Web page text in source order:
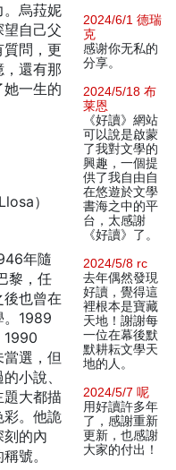
。烏菈妮
自己父
問，更
還有那
一生的
）
年隨
黎，任
也曾在
。1989
1990
選，但
小說、
大都描
彩。他詭
刻的內
號。
2024/6/1 德瑞
克
感谢你无私的
分享。
2024/5/18 布
莱恩
《好讀》網站
可以說是啟蒙
了我對文學的
興趣，一個提
供了我自由自
在悠遊於文學
書海之中的平
台，太感謝
《好讀》了。
2024/5/8 rc
去年偶然發現
好讀，覺得這
裡根本是寶藏
天地！謝謝每
一位在幕後默
默耕耘文學天
地的人。
2024/5/7 呢
用好讀許多年
了，感謝重新
更新，也感謝
大家的付出！